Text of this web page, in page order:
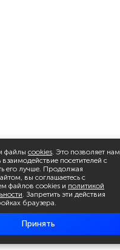
файлы cookies. Это позволяет нам
взаимодействие посетителей с
его лучше. Продолжая
вы соглашаетесь с
файлов cookies и политикой
. Запретить эти действия
браузера.
Принять